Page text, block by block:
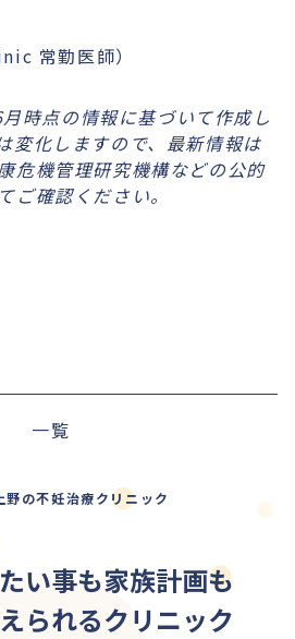
常勤医師）
時点の情報に基づいて作成し
変化しますので、最新情報は
危機管理研究機構などの公的
ご確認ください。
一覧
野の不妊治療クリニック
い事も家族計画も
られるクリニック